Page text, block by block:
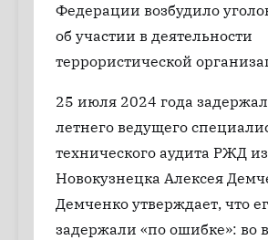
Федерации возбудило
об участии в деятельности
террористической
25 июля 2024 года
летнего ведущего
технического аудита РЖД из
Новокузнецка Алексея
Демченко утверждает, что
задержали «по ошибке»: во